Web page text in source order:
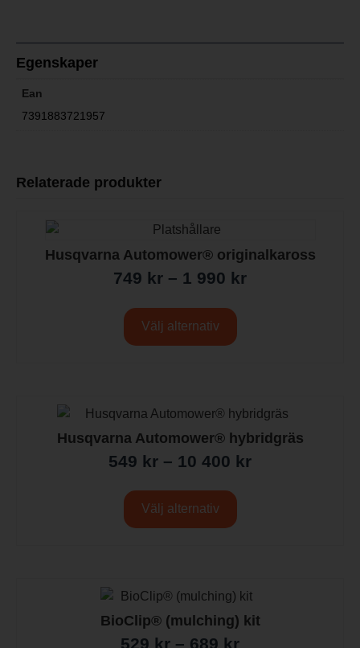
Egenskaper
Ean
7391883721957
Relaterade produkter
Husqvarna Automower® originalkaross
749 kr – 1 990 kr
Välj alternativ
Husqvarna Automower® hybridgräs
549 kr – 10 400 kr
Välj alternativ
BioClip® (mulching) kit
529 kr – 689 kr